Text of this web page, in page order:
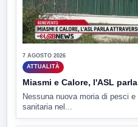
7 AGOSTO 2026
ATTUALITÀ
Miasmi e Calore, l'ASL
Nessuna nuova moria di pesci
sanitaria nel...